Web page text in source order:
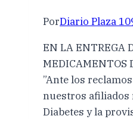
PorDiario Plaza
EN LA ENTREGA
MEDICAMENTOS
”Ante los
nuestros afiliados
Diabetes y la